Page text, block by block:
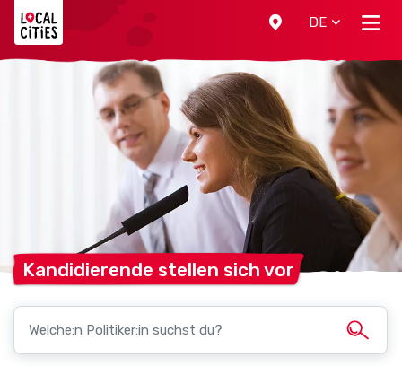
DE
Kandidierende stellen sich vor